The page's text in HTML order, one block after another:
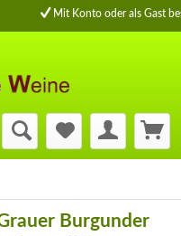
Mit Konto oder als Gast
Burgunder